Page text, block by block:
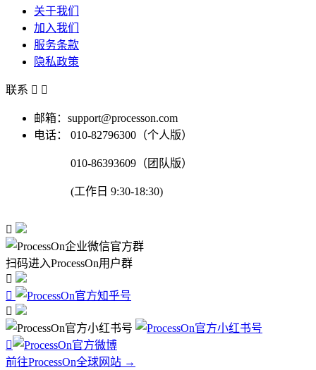
关于我们
加入我们
服务条款
隐私政策
联系  
邮箱：support@processon.com
电话：
010-82796300（个人版）
010-86393609（团队版）
(工作日 9:30-18:30)

扫码进入ProcessOn用户群




前往ProcessOn全球网站 →